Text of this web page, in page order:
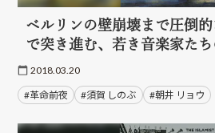
ベルリンの壁崩壊まで圧倒
で突き進む、若き音楽家た
2018.03.20
#革命前夜 #須賀 しのぶ #朝井 リョウ